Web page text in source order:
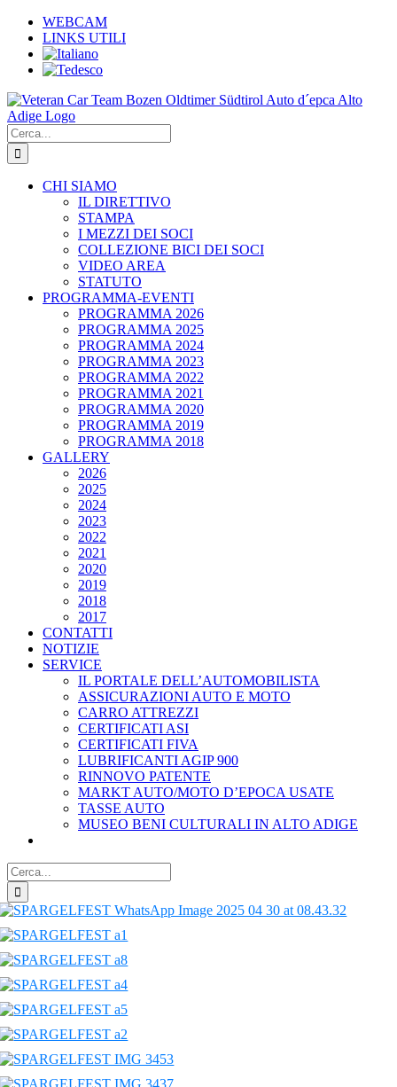
Salta
contenuto
WEBCAM
LINKS UTILI
Cerca
per:
CHI SIAMO
IL DIRETTIVO
STAMPA
I MEZZI DEI SOCI
COLLEZIONE BICI DEI SOCI
VIDEO AREA
STATUTO
PROGRAMMA-EVENTI
PROGRAMMA 2026
PROGRAMMA 2025
PROGRAMMA 2024
PROGRAMMA 2023
PROGRAMMA 2022
PROGRAMMA 2021
PROGRAMMA 2020
PROGRAMMA 2019
PROGRAMMA 2018
GALLERY
2026
2025
2024
2023
2022
2021
2020
2019
2018
2017
CONTATTI
NOTIZIE
SERVICE
IL PORTALE DELL’AUTOMOBILISTA
ASSICURAZIONI AUTO E MOTO
CARRO ATTREZZI
CERTIFICATI ASI
CERTIFICATI FIVA
LUBRIFICANTI AGIP 900
RINNOVO PATENTE
MARKT AUTO/MOTO D’EPOCA USATE
TASSE AUTO
MUSEO BENI CULTURALI IN ALTO ADIGE
Cerca
per: